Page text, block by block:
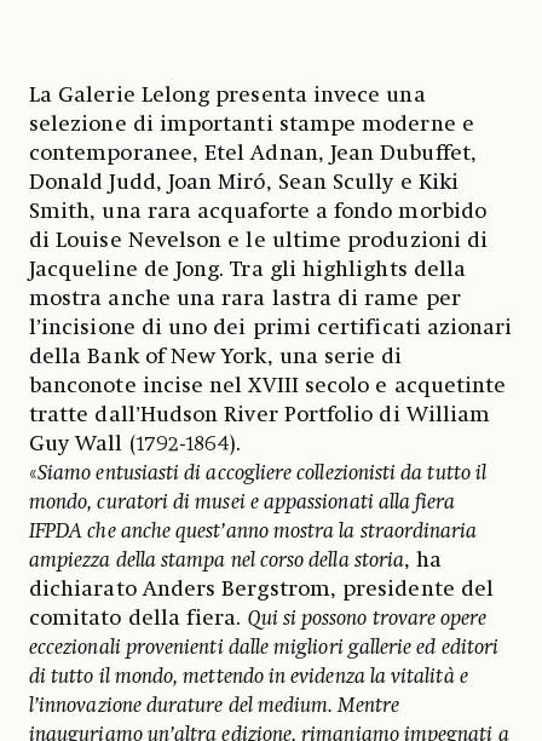
La Galerie Lelong presenta invece una
selezione di importanti stampe moderne e
contemporanee, Etel Adnan, Jean Dubuffet,
Donald Judd, Joan Miró, Sean Scully e Kiki
Smith, una rara acquaforte a fondo morbido
di Louise Nevelson e le ultime produzioni di
Jacqueline de Jong. Tra gli highlights della
mostra anche una rara lastra di rame per
l’incisione di uno dei primi certificati azionari
della Bank of New York, una serie di
banconote incise nel XVIII secolo e acquetinte
tratte dall’Hudson River Portfolio di William
Guy Wall (1792-1864).
«Siamo entusiasti di accogliere collezionisti da tutto il
mondo, curatori di musei e appassionati alla fiera
IFPDA che anche quest’anno mostra la straordinaria
ampiezza della stampa nel corso della storia, ha
dichiarato Anders Bergstrom, presidente del
comitato della fiera. Qui si possono trovare opere
eccezionali provenienti dalle migliori gallerie ed editori
di tutto il mondo, mettendo in evidenza la vitalità e
l’innovazione durature del medium. Mentre
inauguriamo un’altra edizione, rimaniamo impegnati a